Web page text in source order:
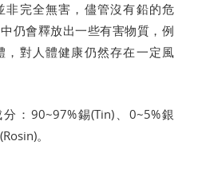
非完全無害，儘管沒有鉛的危
仍會釋放出一些有害物質，例
，對人體健康仍然存在一定風
：90~97%錫(Tin)、0~5%銀
。